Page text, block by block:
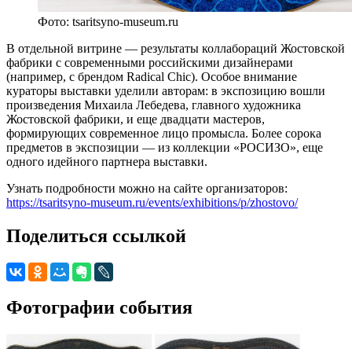
Фото: tsaritsyno-museum.ru
В отдельной витрине — результаты коллабораций Жостовской
фабрики с современными российскими дизайнерами
(например, с брендом Radical Chic). Особое внимание
кураторы выставки уделили авторам: в экспозицию вошли
произведения Михаила Лебедева, главного художника
Жостовской фабрики, и еще двадцати мастеров,
формирующих современное лицо промысла. Более сорока
предметов в экспозиции — из коллекции «РОСИЗО», еще
одного идейного партнера выставки.
Узнать подробности можно на сайте организаторов:
https://tsaritsyno-museum.ru/events/exhibitions/p/zhostovo/
Поделиться ссылкой
Фотографии события